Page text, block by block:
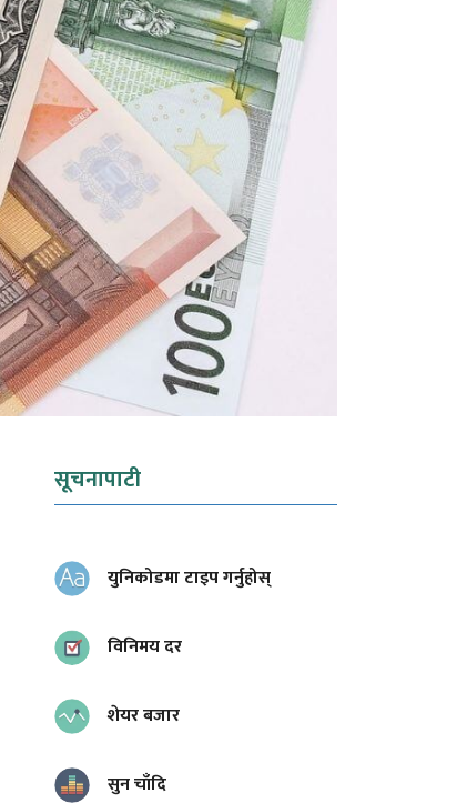
सूचनापाटी
युनिकोडमा टाइप गर्नुहोस्
विनिमय दर
शेयर बजार
सुन चाँदि